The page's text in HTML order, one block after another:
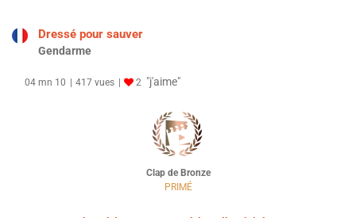
Dressé pour sauver
Gendarme
04 mn 10 417 vues 2 "j'aime"
Clap de Bronze
PRIMÉ